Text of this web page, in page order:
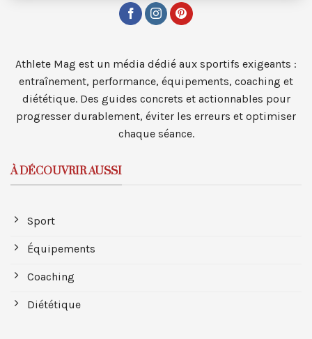
Athlete Mag est un média dédié aux sportifs exigeants :
entraînement, performance, équipements, coaching et
diététique. Des guides concrets et actionnables pour
progresser durablement, éviter les erreurs et optimiser
chaque séance.
À DÉCOUVRIR AUSSI
Sport
Équipements
Coaching
Diététique